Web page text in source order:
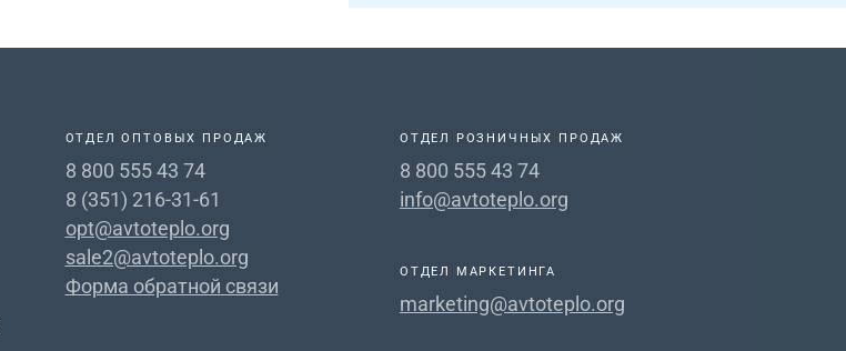
ОТДЕЛ ОПТОВЫХ ПРОДАЖ
8 800 555 43 74
8 (351) 216-31-61
opt@avtoteplo.org
sale2@avtoteplo.org
Форма обратной связи
ОТДЕЛ РОЗНИЧНЫХ ПРОДАЖ
8 800 555 43 74
info@avtoteplo.org
ОТДЕЛ МАРКЕТИНГА
marketing@avtoteplo.org